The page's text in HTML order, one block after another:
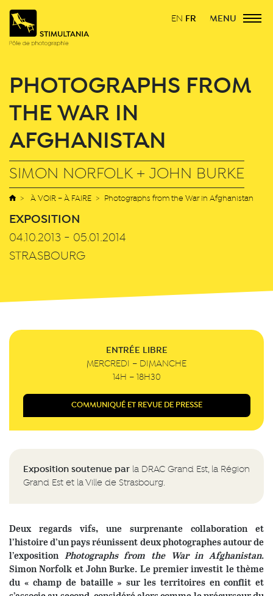
EN FR MENU
PHOTOGRAPHS FROM
THE WAR IN
AFGHANISTAN
SIMON NORFOLK + JOHN BURKE
À VOIR – À FAIRE Photographs from the War in Afghanistan
EXPOSITION
04.10.2013 - 05.01.2014
STRASBOURG
ENTRÉE LIBRE
MERCREDI – DIMANCHE
14H – 18H30
COMMUNIQUÉ ET REVUE DE PRESSE
Exposition soutenue parla DRAC Grand Est, la Région
Grand Est et la Ville de Strasbourg.
Deux regards vifs, une surprenante collaboration et
l’histoire d’un pays réunissent deux photographes autour de
l’exposition Photographs from the War in Afghanistan.
Simon Norfolk et John Burke. Le premier investit le thème
du « champ de bataille » sur les territoires en conflit et